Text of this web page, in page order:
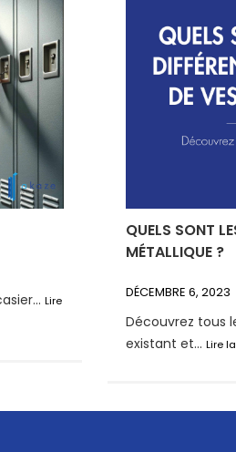
Lire
QUELS SONT
MÉTALLIQUE ?
DÉCEMBRE 6, 2023
Découvrez tous
existant et... Lire